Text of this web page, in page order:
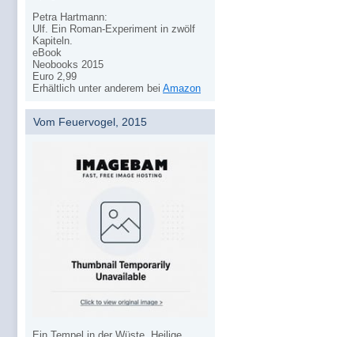
Petra Hartmann:
Ulf. Ein Roman-Experiment in zwölf
Kapiteln.
eBook
Neobooks 2015
Euro 2,99
Erhältlich unter anderem bei Amazon
Vom Feuervogel, 2015